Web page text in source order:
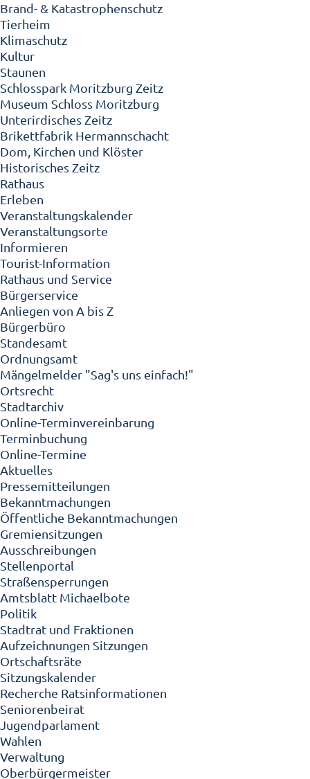
Brand- & Katastrophenschutz
Tierheim
Klimaschutz
Kultur
Staunen
Schlosspark Moritzburg Zeitz
Museum Schloss Moritzburg
Unterirdisches Zeitz
Brikettfabrik Hermannschacht
Dom, Kirchen und Klöster
Historisches Zeitz
Rathaus
Erleben
Veranstaltungskalender
Veranstaltungsorte
Informieren
Tourist-Information
Rathaus und Service
Bürgerservice
Anliegen von A bis Z
Bürgerbüro
Standesamt
Ordnungsamt
Mängelmelder "Sag's uns einfach!"
Ortsrecht
Stadtarchiv
Online-Terminvereinbarung
Terminbuchung
Online-Termine
Aktuelles
Pressemitteilungen
Bekanntmachungen
Öffentliche Bekanntmachungen
Gremiensitzungen
Ausschreibungen
Stellenportal
Straßensperrungen
Amtsblatt Michaelbote
Politik
Stadtrat und Fraktionen
Aufzeichnungen Sitzungen
Ortschaftsräte
Sitzungskalender
Recherche Ratsinformationen
Seniorenbeirat
Jugendparlament
Wahlen
Verwaltung
Oberbürgermeister